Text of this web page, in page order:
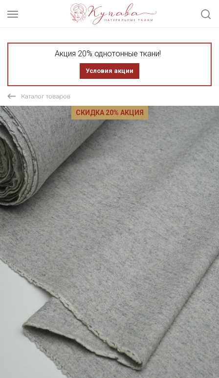
Акция 20% однотонные ткани!
Условия акции
Каталог товаров
СКИДКА 20% АКЦИЯ